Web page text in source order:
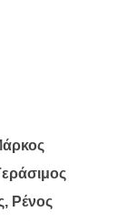
Ρένος